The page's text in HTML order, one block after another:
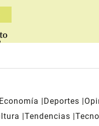
Economía Deportes
Tendencias